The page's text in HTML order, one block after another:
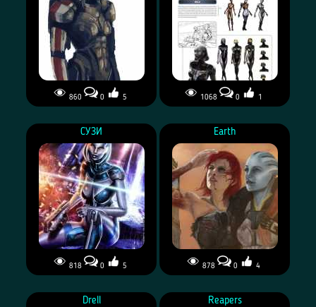
860 0 5 1068 0 1
СУЗИ
818 0 5
Earth
878 0 4
Drell Reapers